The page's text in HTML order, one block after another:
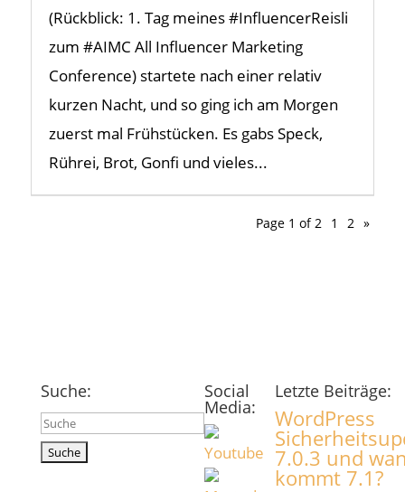
(Rückblick: 1. Tag meines #InfluencerReisli
zum #AIMC All Influencer Marketing
Conference) startete nach einer relativ
kurzen Nacht, und so ging ich am Morgen
zuerst mal Frühstücken. Es gabs Speck,
Rührei, Brot, Gonfi und vieles...
Page 1 of 2 1 2 »
Suche:
Suchen
nach:
Social
Media:
Letzte Beiträge:
WordPress
7.0.3 und
kommt 7.1?